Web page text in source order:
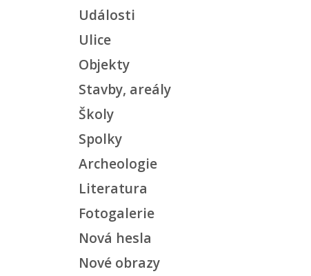
Události
Ulice
Objekty
Stavby, areály
Školy
Spolky
Archeologie
Literatura
Fotogalerie
Nová hesla
Nové obrazy